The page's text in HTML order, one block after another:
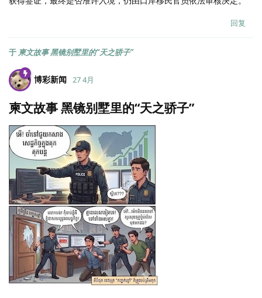
回复
于 柬文故事 黑镜别墅里的“天之骄子”
博彩新闻 27 4月
柬文故事 黑镜别墅里的“天之骄子”